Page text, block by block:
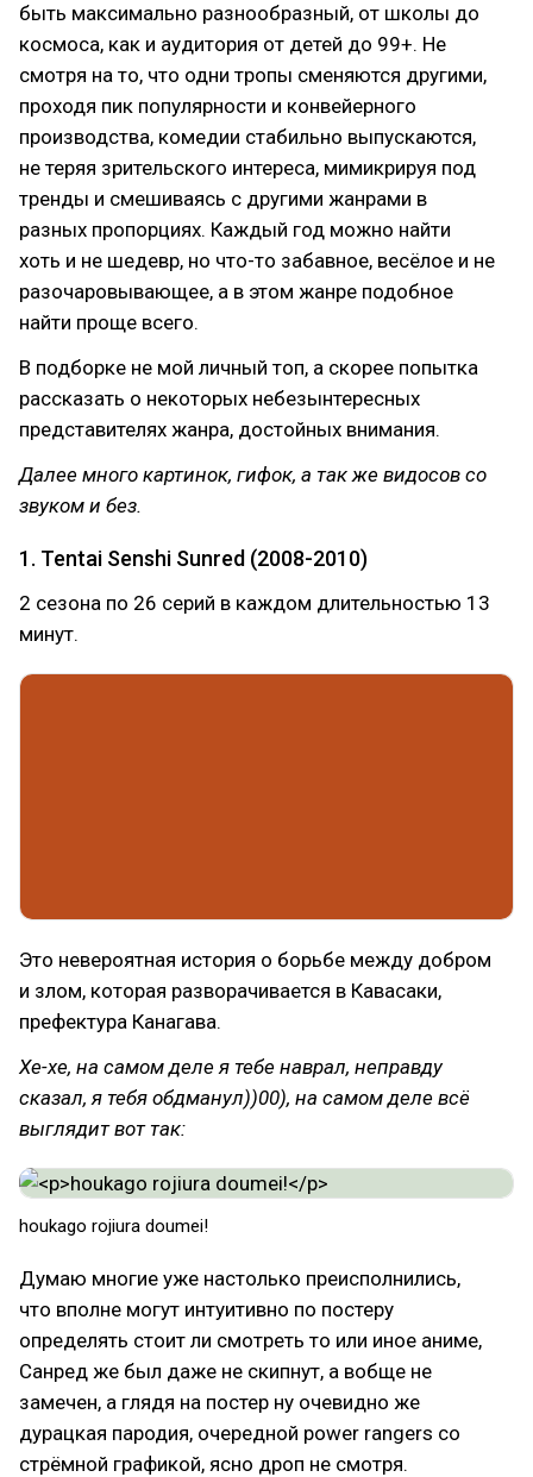
быть максимально разнообразный, от школы до
космоса, как и аудитория от детей до 99+. Не
смотря на то, что одни тропы сменяются другими,
проходя пик популярности и конвейерного
производства, комедии стабильно выпускаются,
не теряя зрительского интереса, мимикрируя под
тренды и смешиваясь с другими жанрами в
разных пропорциях. Каждый год можно найти
хоть и не шедевр, но что-то забавное, весёлое и не
разочаровывающее, а в этом жанре подобное
найти проще всего.
В подборке не мой личный топ, а скорее попытка
рассказать о некоторых небезынтересных
представителях жанра, достойных внимания.
Далее много картинок, гифок, а так же видосов со
звуком и без.
1. Tentai Senshi Sunred (2008-2010)
2 сезона по 26 серий в каждом длительностью 13
минут.
Это невероятная история о борьбе между добром
и злом, которая разворачивается в Кавасаки,
префектура Канагава.
Хе-хе, на самом деле я тебе наврал, неправду
сказал, я тебя обдманул))00), на самом деле всё
выглядит вот так:
houkago rojiura doumei!
Думаю многие уже настолько преисполнились,
что вполне могут интуитивно по постеру
определять стоит ли смотреть то или иное аниме,
Санред же был даже не скипнут, а вобще не
замечен, а глядя на постер ну очевидно же
дурацкая пародия, очередной power rangers со
стрёмной графикой, ясно дроп не смотря.